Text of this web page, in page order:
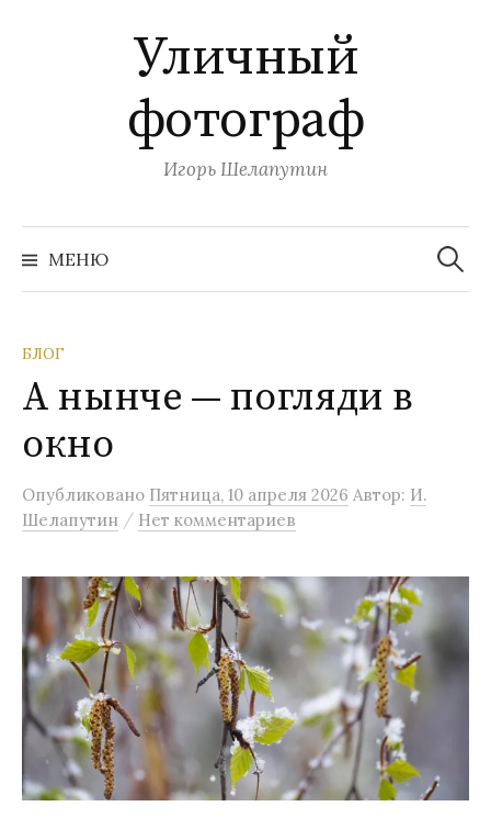
к
с
ж
м
о
м
Уличный
фотограф
Игорь Шелапутин
МЕНЮ а
й
БЛОГ
А нынче — погляди в
окно
Опубликовано Пятница, 10 апреля 2026 Автор: И.
Шелапутин / Нет комментариев